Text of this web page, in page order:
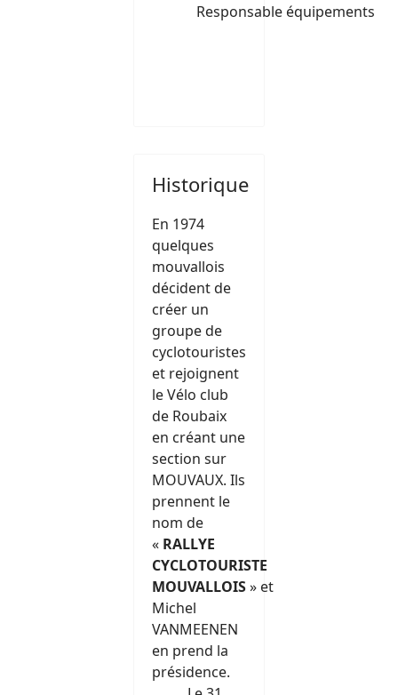
Responsable équipements
Historique
En 1974
quelques
mouvallois
décident de
créer un
groupe de
cyclotouristes
et rejoignent
le Vélo club
de Roubaix
en créant une
section sur
MOUVAUX. Ils
prennent le
nom de
« RALLYE
CYCLOTOURISTE
MOUVALLOIS» et
Michel
VANMEENEN
en prend la
présidence.